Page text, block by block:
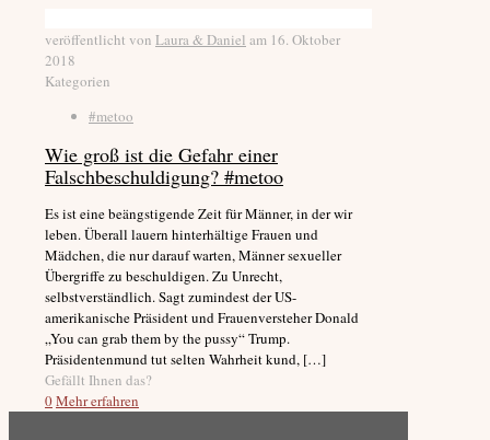
veröffentlicht von Laura & Daniel am 16. Oktober
2018
Kategorien
#metoo
Wie groß ist die Gefahr einer
Falschbeschuldigung? #metoo
Es ist eine beängstigende Zeit für Männer, in der wir
leben. Überall lauern hinterhältige Frauen und
Mädchen, die nur darauf warten, Männer sexueller
Übergriffe zu beschuldigen. Zu Unrecht,
selbstverständlich. Sagt zumindest der US-
amerikanische Präsident und Frauenversteher Donald
„You can grab them by the pussy“ Trump.
Präsidentenmund tut selten Wahrheit kund, […]
Gefällt Ihnen das?
0Mehr erfahren